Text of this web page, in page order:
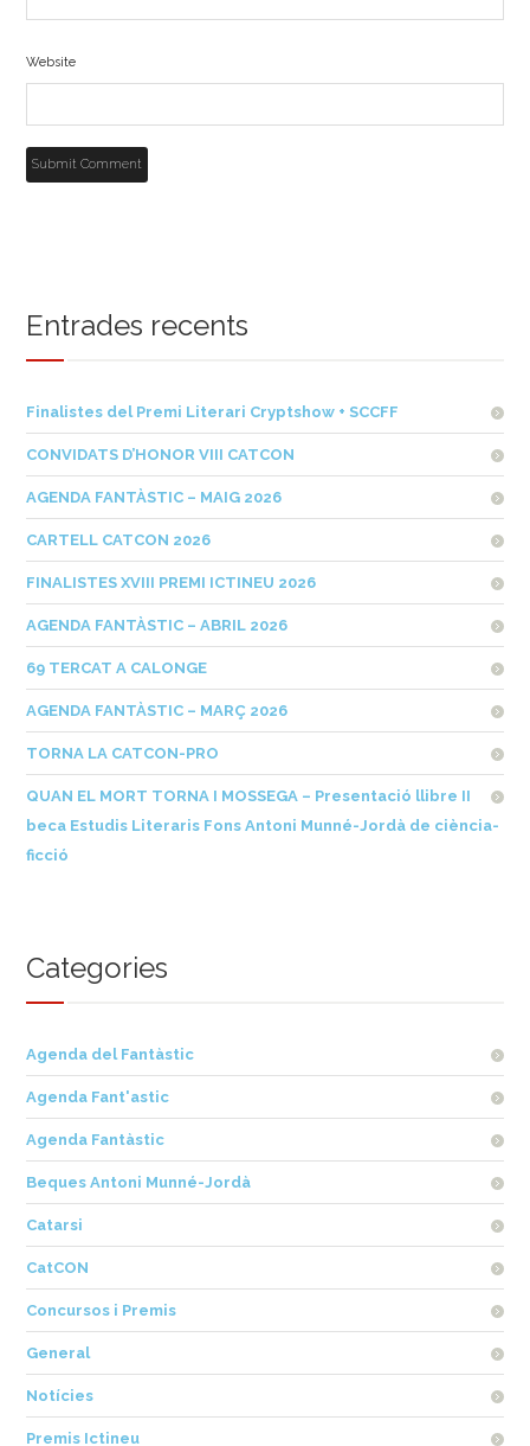
Website
Entrades recents
Finalistes del Premi Literari Cryptshow + SCCFF
CONVIDATS D’HONOR VIII CATCON
AGENDA FANTÀSTIC – MAIG 2026
CARTELL CATCON 2026
FINALISTES XVIII PREMI ICTINEU 2026
AGENDA FANTÀSTIC – ABRIL 2026
69 TERCAT A CALONGE
AGENDA FANTÀSTIC – MARÇ 2026
TORNA LA CATCON-PRO
QUAN EL MORT TORNA I MOSSEGA – Presentació llibre II
beca Estudis Literaris Fons Antoni Munné-Jordà de ciència-
ficció
Categories
Agenda del Fantàstic
Agenda Fant'astic
Agenda Fantàstic
Beques Antoni Munné-Jordà
Catarsi
CatCON
Concursos i Premis
General
Notícies
Premis Ictineu